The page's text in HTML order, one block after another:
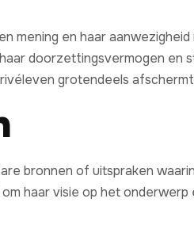
mening en haar
doorzettingsvermogen en
grotendeels
bronnen of uitspraken
haar visie op het onderwerp